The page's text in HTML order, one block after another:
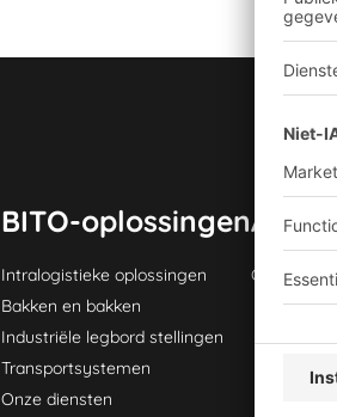
BITO-oplossingen
Intralogistieke oplossingen
Bakken en bakken
Industriële legbord stellingen
Transportsystemen
Onze diensten